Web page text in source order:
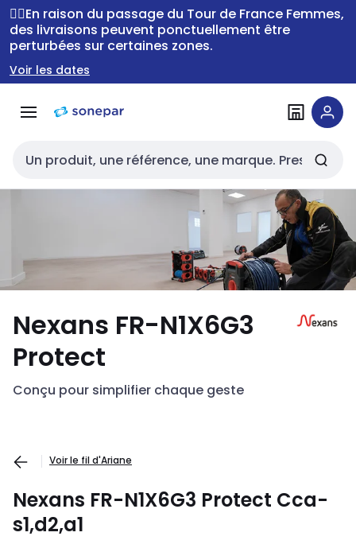
Passer à la
navigation
Passer
au
contenu
🚴‍♂️En raison du passage du Tour de France Femmes,
des livraisons peuvent ponctuellement être
perturbées sur certaines zones.
Voir les dates
Entrée de recherche
Nexans FR-N1X6G3
Protect
Conçu pour simplifier chaque geste
Voir le fil d'Ariane
Nexans FR-N1X6G3 Protect Cca-
s1,d2,a1